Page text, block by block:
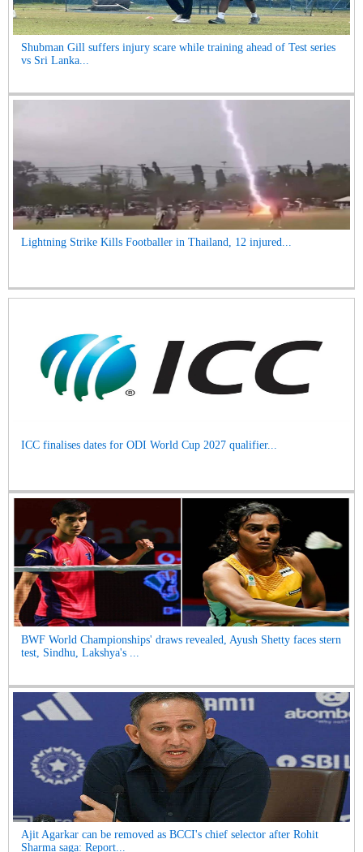
Shubman Gill suffers injury scare while training ahead of Test series
vs Sri Lanka...
Lightning Strike Kills Footballer in Thailand, 12 injured...
ICC finalises dates for ODI World Cup 2027 qualifier...
BWF World Championships' draws revealed, Ayush Shetty faces stern
test, Sindhu, Lakshya's ...
Ajit Agarkar can be removed as BCCI's chief selector after Rohit
Sharma saga: Report...